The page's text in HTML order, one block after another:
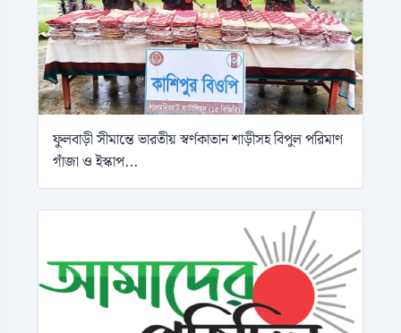
ফুলবাড়ী সীমান্তে ভারতীয় স্বর্ণকাতান শাড়ীসহ বিপুল পরিমাণ
গাঁজা ও ইস্কাপ...